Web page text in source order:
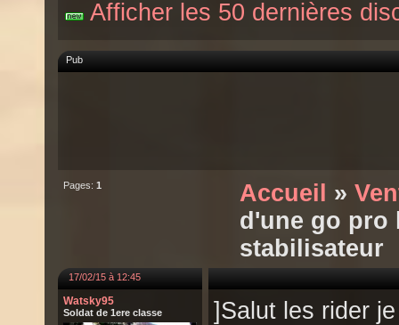
Afficher les 50 dernières
Pub
Pages: 1 Accueil »
d'une go pro
stabilisateur
17/02/15 à 12:45
Watsky95
Soldat de 1ere classe
]Salut les rider